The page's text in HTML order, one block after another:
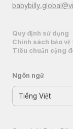
Quy định sử dụng
Chính sách bảo
Tiêu chuẩn cộng
Ngôn ngữ